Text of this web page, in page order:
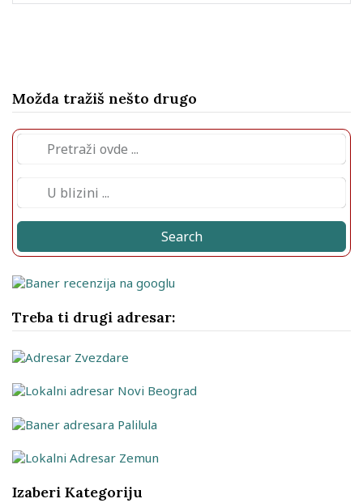
Možda tražiš nešto drugo
Search
Treba ti drugi adresar:
Izaberi Kategoriju